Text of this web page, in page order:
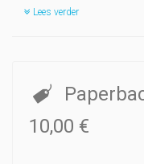
Lees verder
10,00 €